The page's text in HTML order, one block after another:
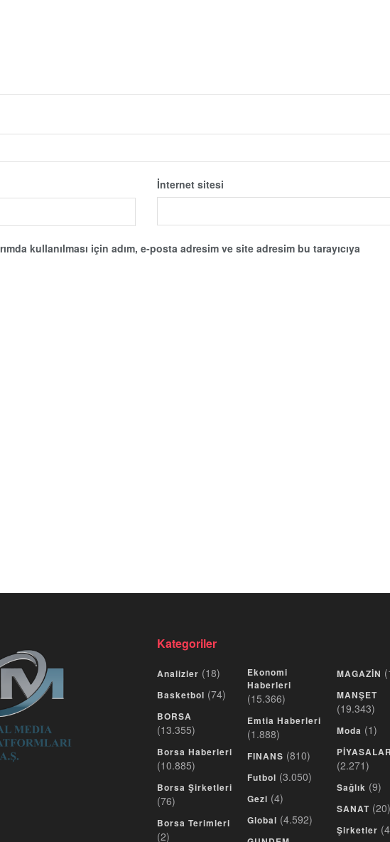
İnternet sitesi
kullanılması için adım, e-posta adresim ve site adresim bu tarayıcıya
Kategoriler
Analizler (18)
Basketbol (74)
BORSA
(13.355)
Borsa Haberleri
(10.885)
Borsa Şirketleri
(76)
Borsa Terimleri
(2)
Ekonomi
Haberleri
(15.366)
Emtia Haberleri
(1.888)
FINANS (810)
Futbol (3.050)
Gezi (4)
Global (4.592)
MAGAZİN
MANŞET
(19.343)
Moda (1)
PİYASALAR
(2.271)
Sağlık (9)
SANAT (20)
Şirketler